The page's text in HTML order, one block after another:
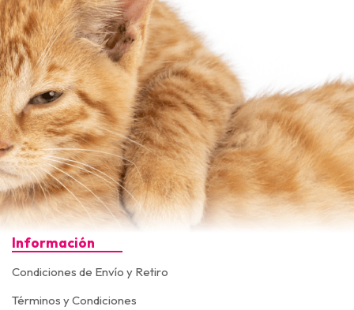
Información
Condiciones de Envío y Retiro
Términos y Condiciones